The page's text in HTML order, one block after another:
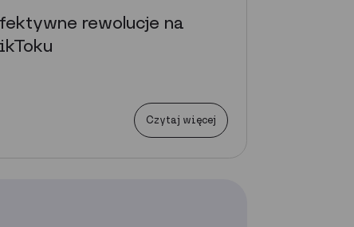
rewolucje na
Czytaj więcej